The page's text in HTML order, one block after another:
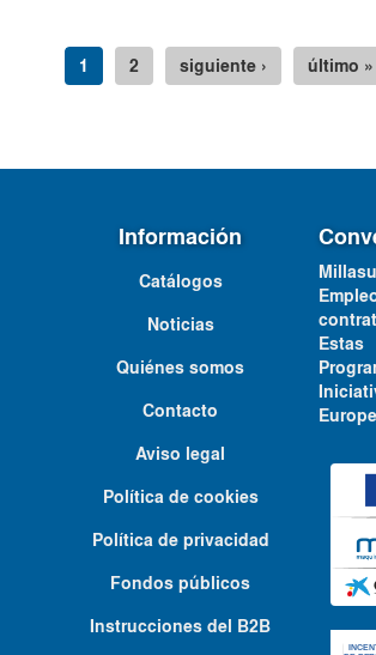
1 2 siguiente › último »
Información
Catálogos
Noticias
Quiénes somos
Contacto
Aviso legal
Política de cookies
Política de privacidad
Fondos públicos
Instrucciones del B2B